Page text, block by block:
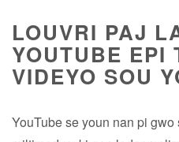
LOUVRI PAJ
YOUTUBE EPI
VIDEYO SOU
YouTube se youn nan pi